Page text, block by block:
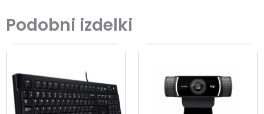
Podobni izdelki